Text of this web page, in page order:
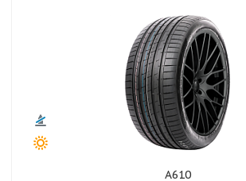
A610